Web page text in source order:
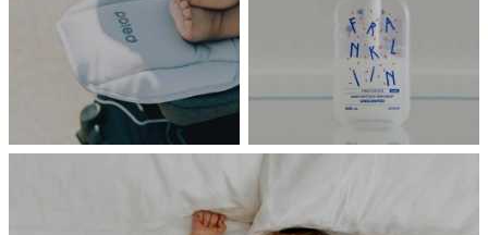
farska
嬰兒床
MiaMily
坐坐箱
BREEZE PURE